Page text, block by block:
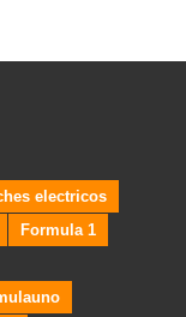
electricos
Formula 1